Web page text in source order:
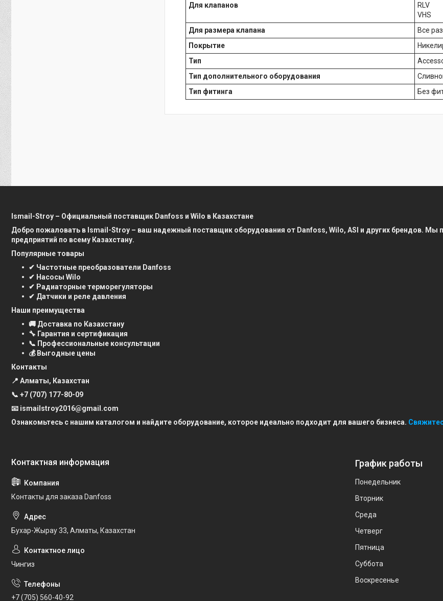
Для клапанов
RLV
VHS
Для размера клапана
Все
Покрытие
Тип
Тип дополнительного оборудования
Тип фитинга
Без
Ismail-Stroy – Официальный поставщик Danfoss и Wilo в Казахстане
Добро пожаловать в Ismail-Stroy – ваш надежный поставщик оборудования от Danfoss, Wilo, ASI и других брендов.
предприятий по всему Казахстану.
Популярные товары
✔ Частотные преобразователи Danfoss
✔ Насосы Wilo
✔ Радиаторные терморегуляторы
✔ Датчики и реле давления
Наши преимущества
🚚 Доставка по Казахстану
🔧 Гарантия и сертификация
📞 Профессиональные консультации
💰 Выгодные цены
Контакты
📍 Алматы, Казахстан
📞 +7 (707) 177-80-09
📧 ismailstroy2016@gmail.com
Ознакомьтесь с нашим каталогом и найдите оборудование, которое идеально подходит для вашего бизнеса.
Контакты для заказа Danfoss
Бухар-Жырау 33, Алматы, Казахстан
Чингиз
+7 (705) 560-40-92
График работы
Понедельник
Вторник
Среда
Четверг
Пятница
Суббота
Воскресенье